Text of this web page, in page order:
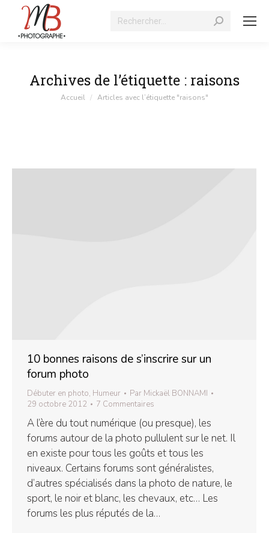
Recherche
Archives de l’étiquette : raisons
Vous êtes ici :
Accueil Articles avec l’étiquette "raisons"
10 bonnes raisons de s’inscrire sur un
forum photo
Débuter en photo, Humeur Par Mickaël BONNAMI
29 octobre 2012
7 Commentaires
A l’ère du tout numérique (ou presque), les
forums autour de la photo pullulent sur le net. Il
en existe pour tous les goûts et tous les
niveaux. Certains forums sont généralistes,
d’autres spécialisés dans la photo de nature, le
sport, le noir et blanc, les chevaux, etc… Les
forums les plus réputés de la…